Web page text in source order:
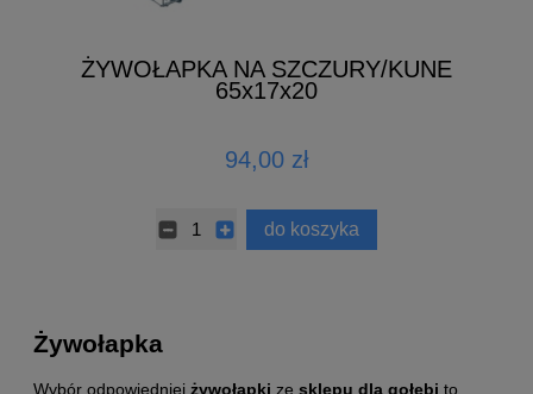
ŻYWOŁAPKA NA SZCZURY/KUNE
65x17x20
94,00 zł
do koszyka
Żywołapka
Wybór odpowiedniej żywołapki ze sklepu dla gołębi to